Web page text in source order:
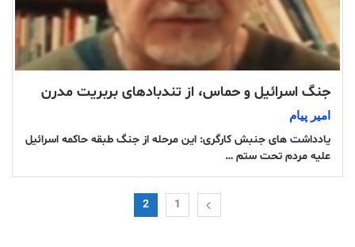
جنگ اسرائیل و حماس، از تندبادهای بربریت مدرن
امیر پیام
یادداشت های جنبش کارگری: این مرحله از جنگ طبقه حاکمه اسرائیل
علیه مردم تحت ستم …
1
2